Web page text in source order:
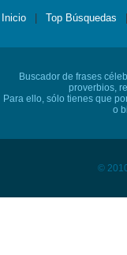
Inicio Top Búsquedas
Buscador de frases
proverbios,
Para ello, sólo tienes que
o
©